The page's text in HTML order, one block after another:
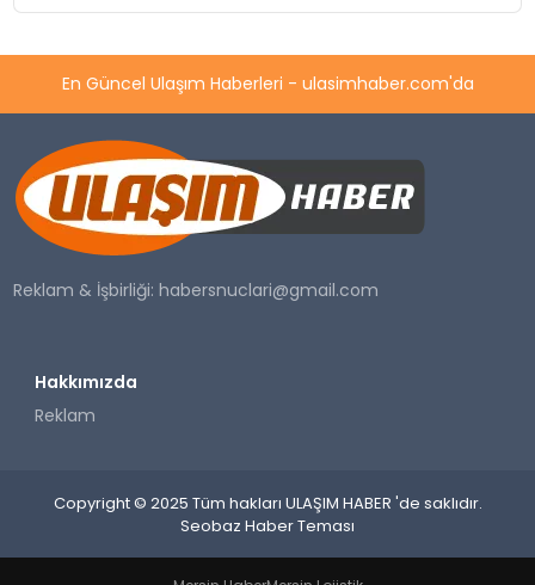
En Güncel Ulaşım Haberleri - ulasimhaber.com'da
Reklam & İşbirliği:habersnuclari@gmail.com
Hakkımızda
Reklam
Copyright © 2025 Tüm hakları ULAŞIM HABER 'de saklıdır.
Seobaz Haber Teması